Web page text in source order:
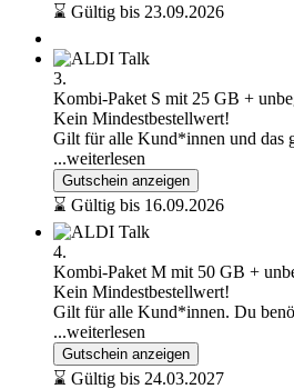
⌛ Gültig bis 23.09.2026
3.
Kombi-Paket S mit 25 GB +
Kein Mindestbestellwert!
Gilt für alle Kund*innen und das
...weiterlesen
Gutschein anzeigen
⌛ Gültig bis 16.09.2026
4.
Kombi-Paket M mit 50 GB +
Kein Mindestbestellwert!
Gilt für alle Kund*innen. Du
...weiterlesen
Gutschein anzeigen
⌛ Gültig bis 24.03.2027